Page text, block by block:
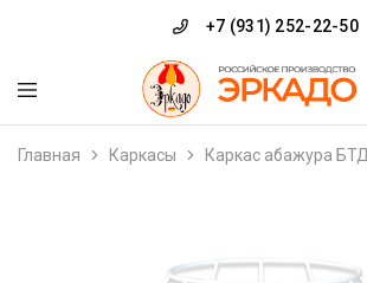
+7 (931) 252-22-50
ERKADO.RU
Производственная
компания
«Эркадо»
Главная Каркасы Каркас абажура БТД